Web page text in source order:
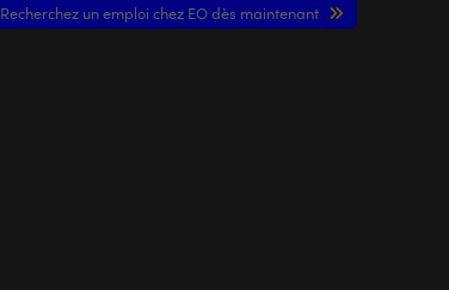
Recherchez un emploi chez EO dès maintenant